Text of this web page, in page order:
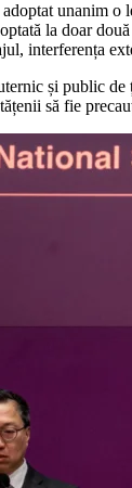
unanim o
la doar
interferența
și public
să fie